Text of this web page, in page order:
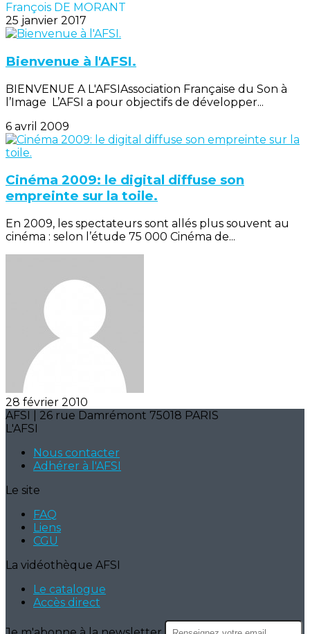
François DE MORANT
25 janvier 2017
Bienvenue à l'AFSI.
BIENVENUE A L'AFSIAssociation Française du Son à
l’Image L’AFSI a pour objectifs de développer...
6 avril 2009
Cinéma 2009: le digital diffuse son
empreinte sur la toile.
En 2009, les spectateurs sont allés plus souvent au
cinéma : selon l’étude 75 000 Cinéma de...
28 février 2010
AFSI | 26 rue Damrémont 75018 PARIS
L'AFSI
Nous contacter
Adhérer à l'AFSI
Le site
FAQ
Liens
CGU
La vidéothèque AFSI
Le catalogue
Accès direct